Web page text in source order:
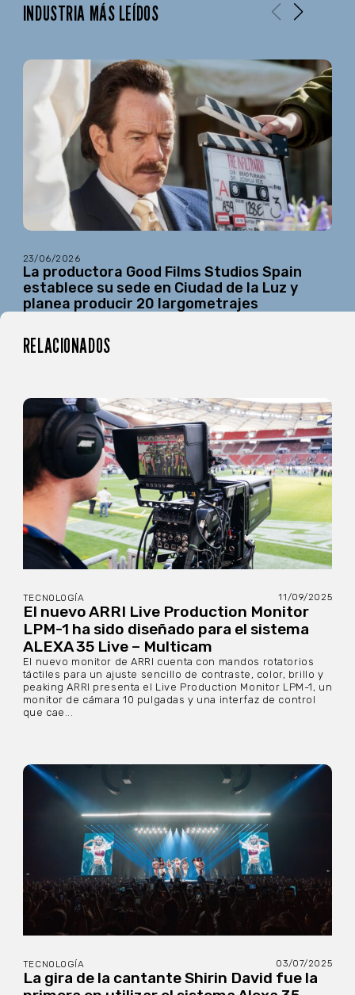
INDUSTRIA MÁS LEÍDOS
23/06/2026
La productora Good Films Studios Spain
establece su sede en Ciudad de la Luz y
planea producir 20 largometrajes
RELACIONADOS
TECNOLOGÍA 11/09/2025
El nuevo ARRI Live Production Monitor
LPM-1 ha sido diseñado para el sistema
ALEXA 35 Live – Multicam
El nuevo monitor de ARRI cuenta con mandos rotatorios
táctiles para un ajuste sencillo de contraste, color, brillo y
peaking ARRI presenta el Live Production Monitor LPM-1, un
monitor de cámara 10 pulgadas y una interfaz de control
que cae...
TECNOLOGÍA 03/07/2025
La gira de la cantante Shirin David fue la